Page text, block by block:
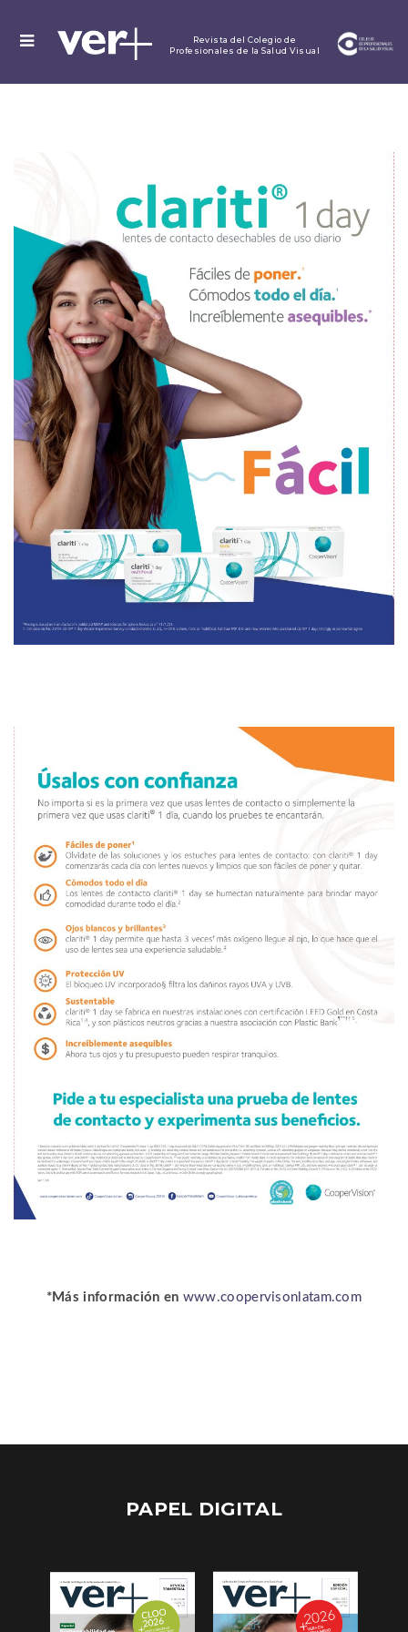
MENU
Revista del Colegio de
Profesionales de la Salud Visual
*Más información en www.coopervisonlatam.com
PAPEL DIGITAL